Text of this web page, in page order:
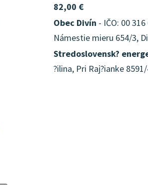
82,00 €
Obec Divín - IČO: 00 316
Námestie mieru 654/3,
Stredoslovensk?
?ilina, Pri Raj?ianke